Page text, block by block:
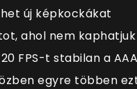
új képkockákat
ahol nem kaphatjuk
FPS-t stabilan a
egyre többen